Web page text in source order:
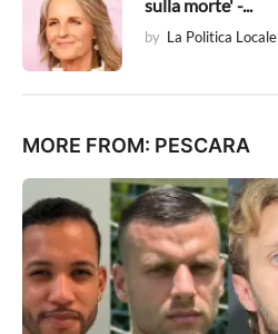
sulla morte' -...
by La Politica Locale
MORE FROM: PESCARA